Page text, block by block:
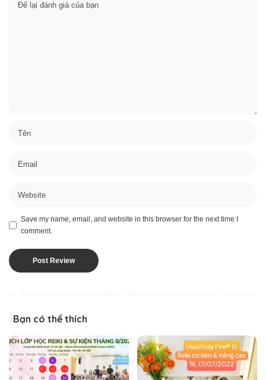
Save my name, email, and website in this browser for the next time I
comment.
Bạn có thể thích